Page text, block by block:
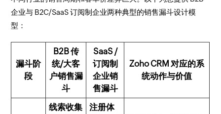
企业与 B2C/SaaS 订阅制企业两种典型的销售漏斗设计模
型：
漏斗阶
段
B2B 传
统/大客
户销售漏
斗
SaaS /
订阅制
企业销
售漏斗
Zoho CRM 对应的系
统动作与价值
线索收集
注册体